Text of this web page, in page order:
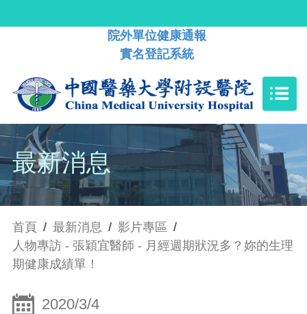
院外單位健康通報
實名登記系統
最新消息
首頁 / 最新消息 / 影片專區 /
人物專訪 - 張穎宜醫師 - 月經週期狀況多？妳的生理
期健康成績單！
2020/3/4